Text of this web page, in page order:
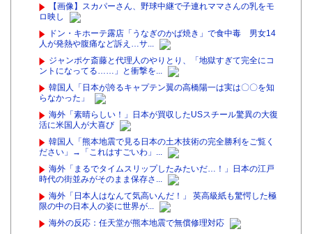
【画像】スカパーさん、野球中継で子連れママさんの乳をモ
ロ映し
ドン・キホーテ露店「うなぎのかば焼き」で食中毒 男女14
人が発熱や腹痛など訴え…サ...
ジャンポケ斎藤と代理人のやりとり、「地獄すぎて完全にコ
ントになってる……」と衝撃を...
韓国人「日本が誇るキャプテン翼の高橋陽一は実は〇〇を知
らなかった」
海外「素晴らしい！」日本が買収したUSスチール驚異の大復
活に米国人が大喜び
韓国人「熊本地震で見る日本の土木技術の完全勝利をご覧く
ださい」→「これはすごいわ」...
海外「まるでタイムスリップしたみたいだ…！」日本の江戸
時代の街並みがそのまま保存さ...
海外「日本人はなんて気高いんだ！」 英高級紙も驚愕した極
限の中の日本人の姿に世界が...
海外の反応：任天堂が熊本地震で無償修理対応